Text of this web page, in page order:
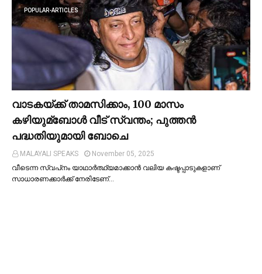
POPULAR-ARTICLES
വാടകയ്ക്ക് താമസിക്കാം, 100 മാസം
കഴിയുമ്ബോള്‍ വീട് സ്വന്തം; പുത്തന്‍
പദ്ധതിയുമായി ബോചെ
MALAYALI SPEAKS
November 05, 2025
വീടെന്ന സ്വപ്‌നം യാഥാര്‍ത്ഥ്യമാക്കാന്‍ വലിയ കഷ്ടപ്പാടുകളാണ്
സാധാരണക്കാര്‍ക്ക് നേരിടേണ്…